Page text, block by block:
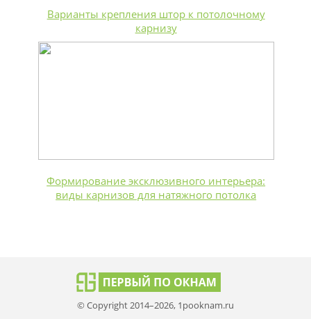
Варианты крепления штор к потолочному
карнизу
Формирование эксклюзивного интерьера:
виды карнизов для натяжного потолка
© Copyright 2014–2026, 1pooknam.ru